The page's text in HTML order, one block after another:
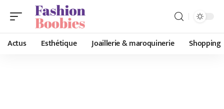
Actus Esthétique Joaillerie & maroquinerie Shopping